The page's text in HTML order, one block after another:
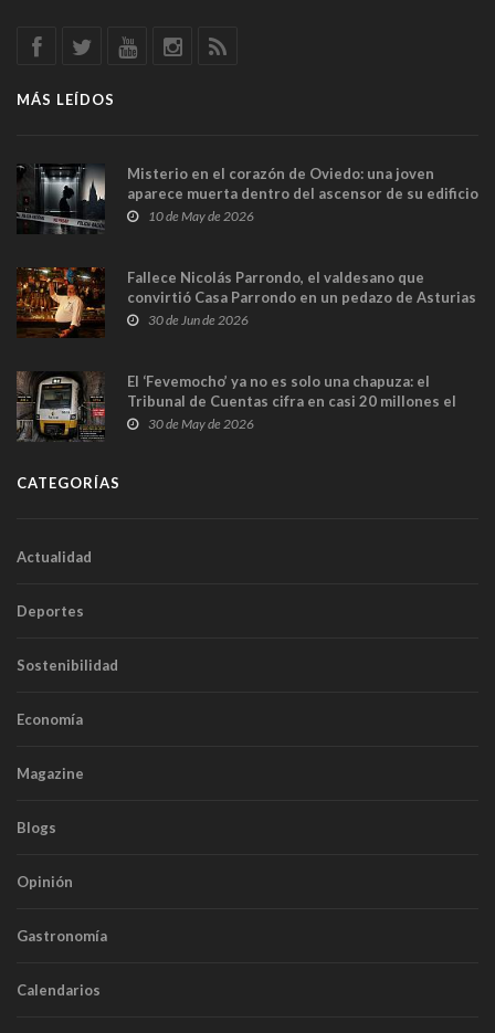
MÁS LEÍDOS
Misterio en el corazón de Oviedo: una joven
aparece muerta dentro del ascensor de su edificio
y las cámaras captan sus últimos minutos
10 de May de 2026
Fallece Nicolás Parrondo, el valdesano que
convirtió Casa Parrondo en un pedazo de Asturias
en Madrid
30 de Jun de 2026
El ‘Fevemocho’ ya no es solo una chapuza: el
Tribunal de Cuentas cifra en casi 20 millones el
sobrecoste de los trenes que no cabían por los
30 de May de 2026
CATEGORÍAS
Actualidad
Deportes
Sostenibilidad
Economía
Magazine
Blogs
Opinión
Gastronomía
Calendarios